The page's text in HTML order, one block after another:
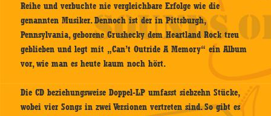
Reihe und verbuchte nie vergleichbare Erfolge wie die
genannten Musiker. Dennoch ist der in Pittsburgh,
Pennsylvania, geborene Grushecky dem Heartland Rock treu
geblieben und legt mit „Can’t Outride A Memory“ ein Album
vor, wie man es heute kaum noch hört.
Die CD beziehungsweise Doppel-LP umfasst siebzehn Stücke,
wobei vier Songs in zwei Versionen vertreten sind. So gibt es